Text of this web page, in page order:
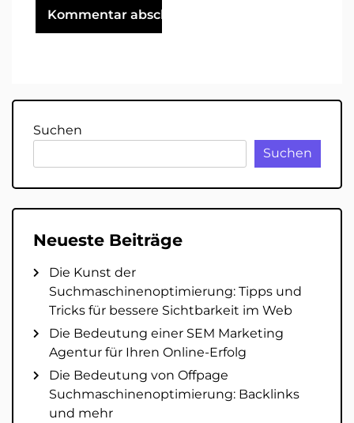
Suchen
Suchen
Neueste Beiträge
Die Kunst der
Suchmaschinenoptimierung: Tipps und
Tricks für bessere Sichtbarkeit im Web
Die Bedeutung einer SEM Marketing
Agentur für Ihren Online-Erfolg
Die Bedeutung von Offpage
Suchmaschinenoptimierung: Backlinks
und mehr